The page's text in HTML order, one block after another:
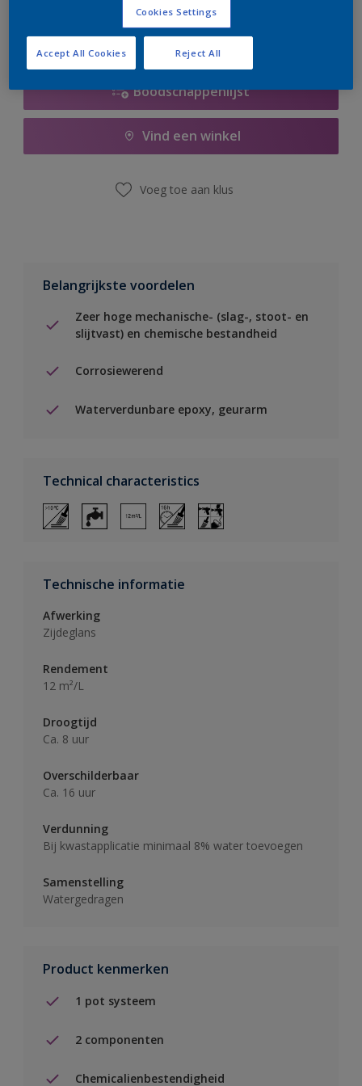
Boodschappenlijst
Vind een winkel
Voeg toe aan klus
Belangrijkste voordelen
Zeer hoge mechanische- (slag-, stoot- en
slijtvast) en chemische bestandheid
Corrosiewerend
Waterverdunbare epoxy, geurarm
Technical characteristics
Technische informatie
Afwerking
Zijdeglans
Rendement
12 m²/L
Droogtijd
Ca. 8 uur
Overschilderbaar
Ca. 16 uur
Verdunning
Bij kwastapplicatie minimaal 8% water toevoegen
Samenstelling
Watergedragen
Product kenmerken
1 pot systeem
2 componenten
Chemicalienbestendigheid
Cookies Settings
Reject All
Accept All Cookies